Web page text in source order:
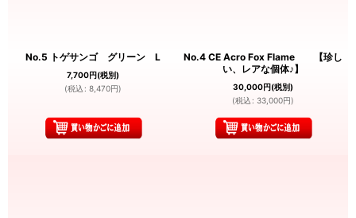
No.5 トゲサンゴ グリーン L
7,700円(税別)
(税込 : 8,470円)
No.4 CE Acro Fox Flame 【珍し
い、レアな個体♪】
30,000円(税別)
(税込 : 33,000円)